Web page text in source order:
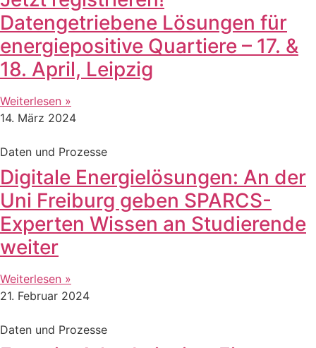
Datengetriebene Lösungen für
energiepositive Quartiere – 17. &
18. April, Leipzig
Weiterlesen »
14. März 2024
Daten und Prozesse
Digitale Energielösungen: An der
Uni Freiburg geben SPARCS-
Experten Wissen an Studierende
weiter
Weiterlesen »
21. Februar 2024
Daten und Prozesse